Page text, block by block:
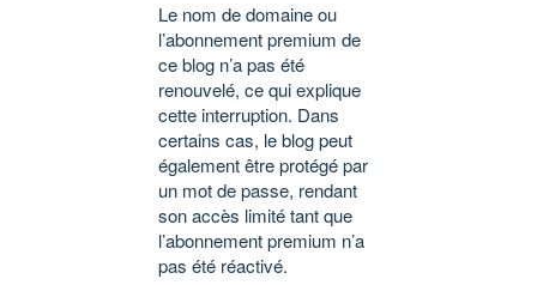
Le nom de domaine ou
l’abonnement premium de
ce blog n’a pas été
renouvelé, ce qui explique
cette interruption. Dans
certains cas, le blog peut
également être protégé par
un mot de passe, rendant
son accès limité tant que
l’abonnement premium n’a
pas été réactivé.